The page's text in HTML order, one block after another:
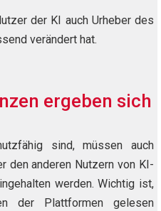
der KI auch Urheber des
verändert hat.
ergeben sich
sind, müssen auch
den anderen Nutzern von KI-
werden. Wichtig ist,
der Plattformen gelesen